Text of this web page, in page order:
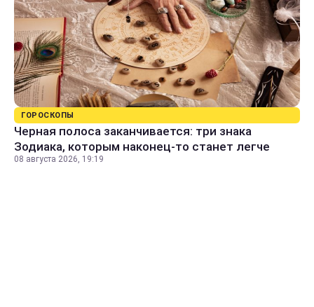
ГОРОСКОПЫ
Черная полоса заканчивается: три знака
Зодиака, которым наконец-то станет легче
08 августа 2026, 19:19